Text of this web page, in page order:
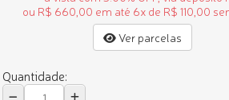
ou R$ 660,00 em até 6x de R$ 110,00
Ver parcelas
Quantidade: